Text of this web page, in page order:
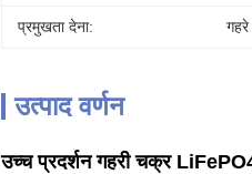
प्रमुखता देना:
उत्पाद वर्णन
उच्च प्रदर्शन गहरी चक्र